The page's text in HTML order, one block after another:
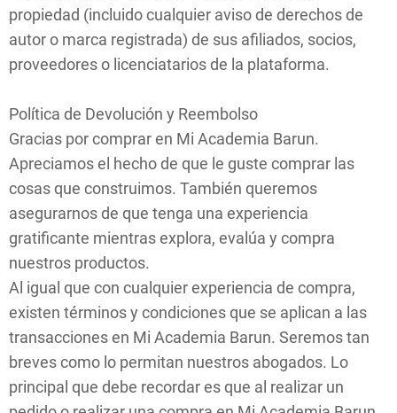
propiedad (incluido cualquier aviso de derechos de
autor o marca registrada) de sus afiliados, socios,
proveedores o licenciatarios de la plataforma.
Política de Devolución y Reembolso
Gracias por comprar en Mi Academia Barun.
Apreciamos el hecho de que le guste comprar las
cosas que construimos. También queremos
asegurarnos de que tenga una experiencia
gratificante mientras explora, evalúa y compra
nuestros productos.
Al igual que con cualquier experiencia de compra,
existen términos y condiciones que se aplican a las
transacciones en Mi Academia Barun. Seremos tan
breves como lo permitan nuestros abogados. Lo
principal que debe recordar es que al realizar un